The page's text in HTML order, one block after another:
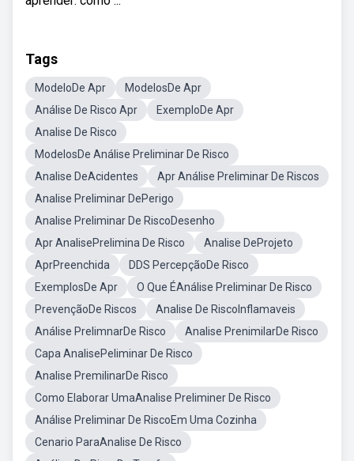
Tags
ModeloDe Apr
ModelosDe Apr
Análise De Risco Apr
ExemploDe Apr
Analise De Risco
ModelosDe Análise Preliminar De Risco
Analise DeAcidentes
Apr Análise Preliminar De Riscos
Analise Preliminar DePerigo
Analise Preliminar De RiscoDesenho
Apr AnalisePrelimina De Risco
Analise DeProjeto
AprPreenchida
DDS PercepçãoDe Risco
ExemplosDe Apr
O Que ÉAnálise Preliminar De Risco
PrevençãoDe Riscos
Analise De RiscoInflamaveis
Análise PrelimnarDe Risco
Analise PrenimilarDe Risco
Capa AnalisePeliminar De Risco
Analise PremilinarDe Risco
Como Elaborar UmaAnalise Preliminer De Risco
Análise Preliminar De RiscoEm Uma Cozinha
Cenario ParaAnalise De Risco